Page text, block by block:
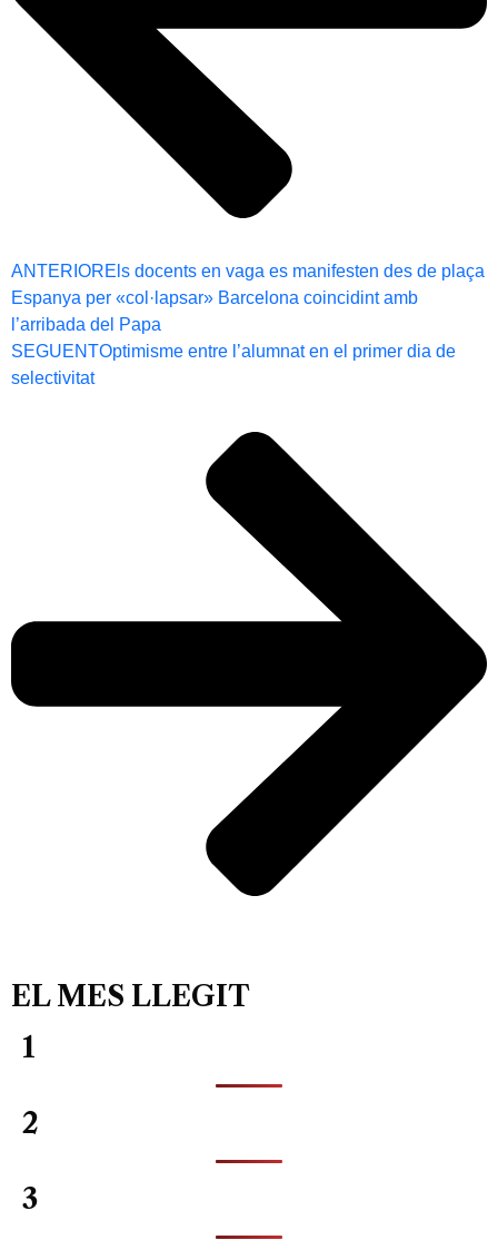
ANTERIOREls docents en vaga es manifesten des de plaça
Espanya per «col·lapsar» Barcelona coincidint amb
l’arribada del Papa
SEGUENTOptimisme entre l’alumnat en el primer dia de
selectivitat
EL MES LLEGIT
1
2
3